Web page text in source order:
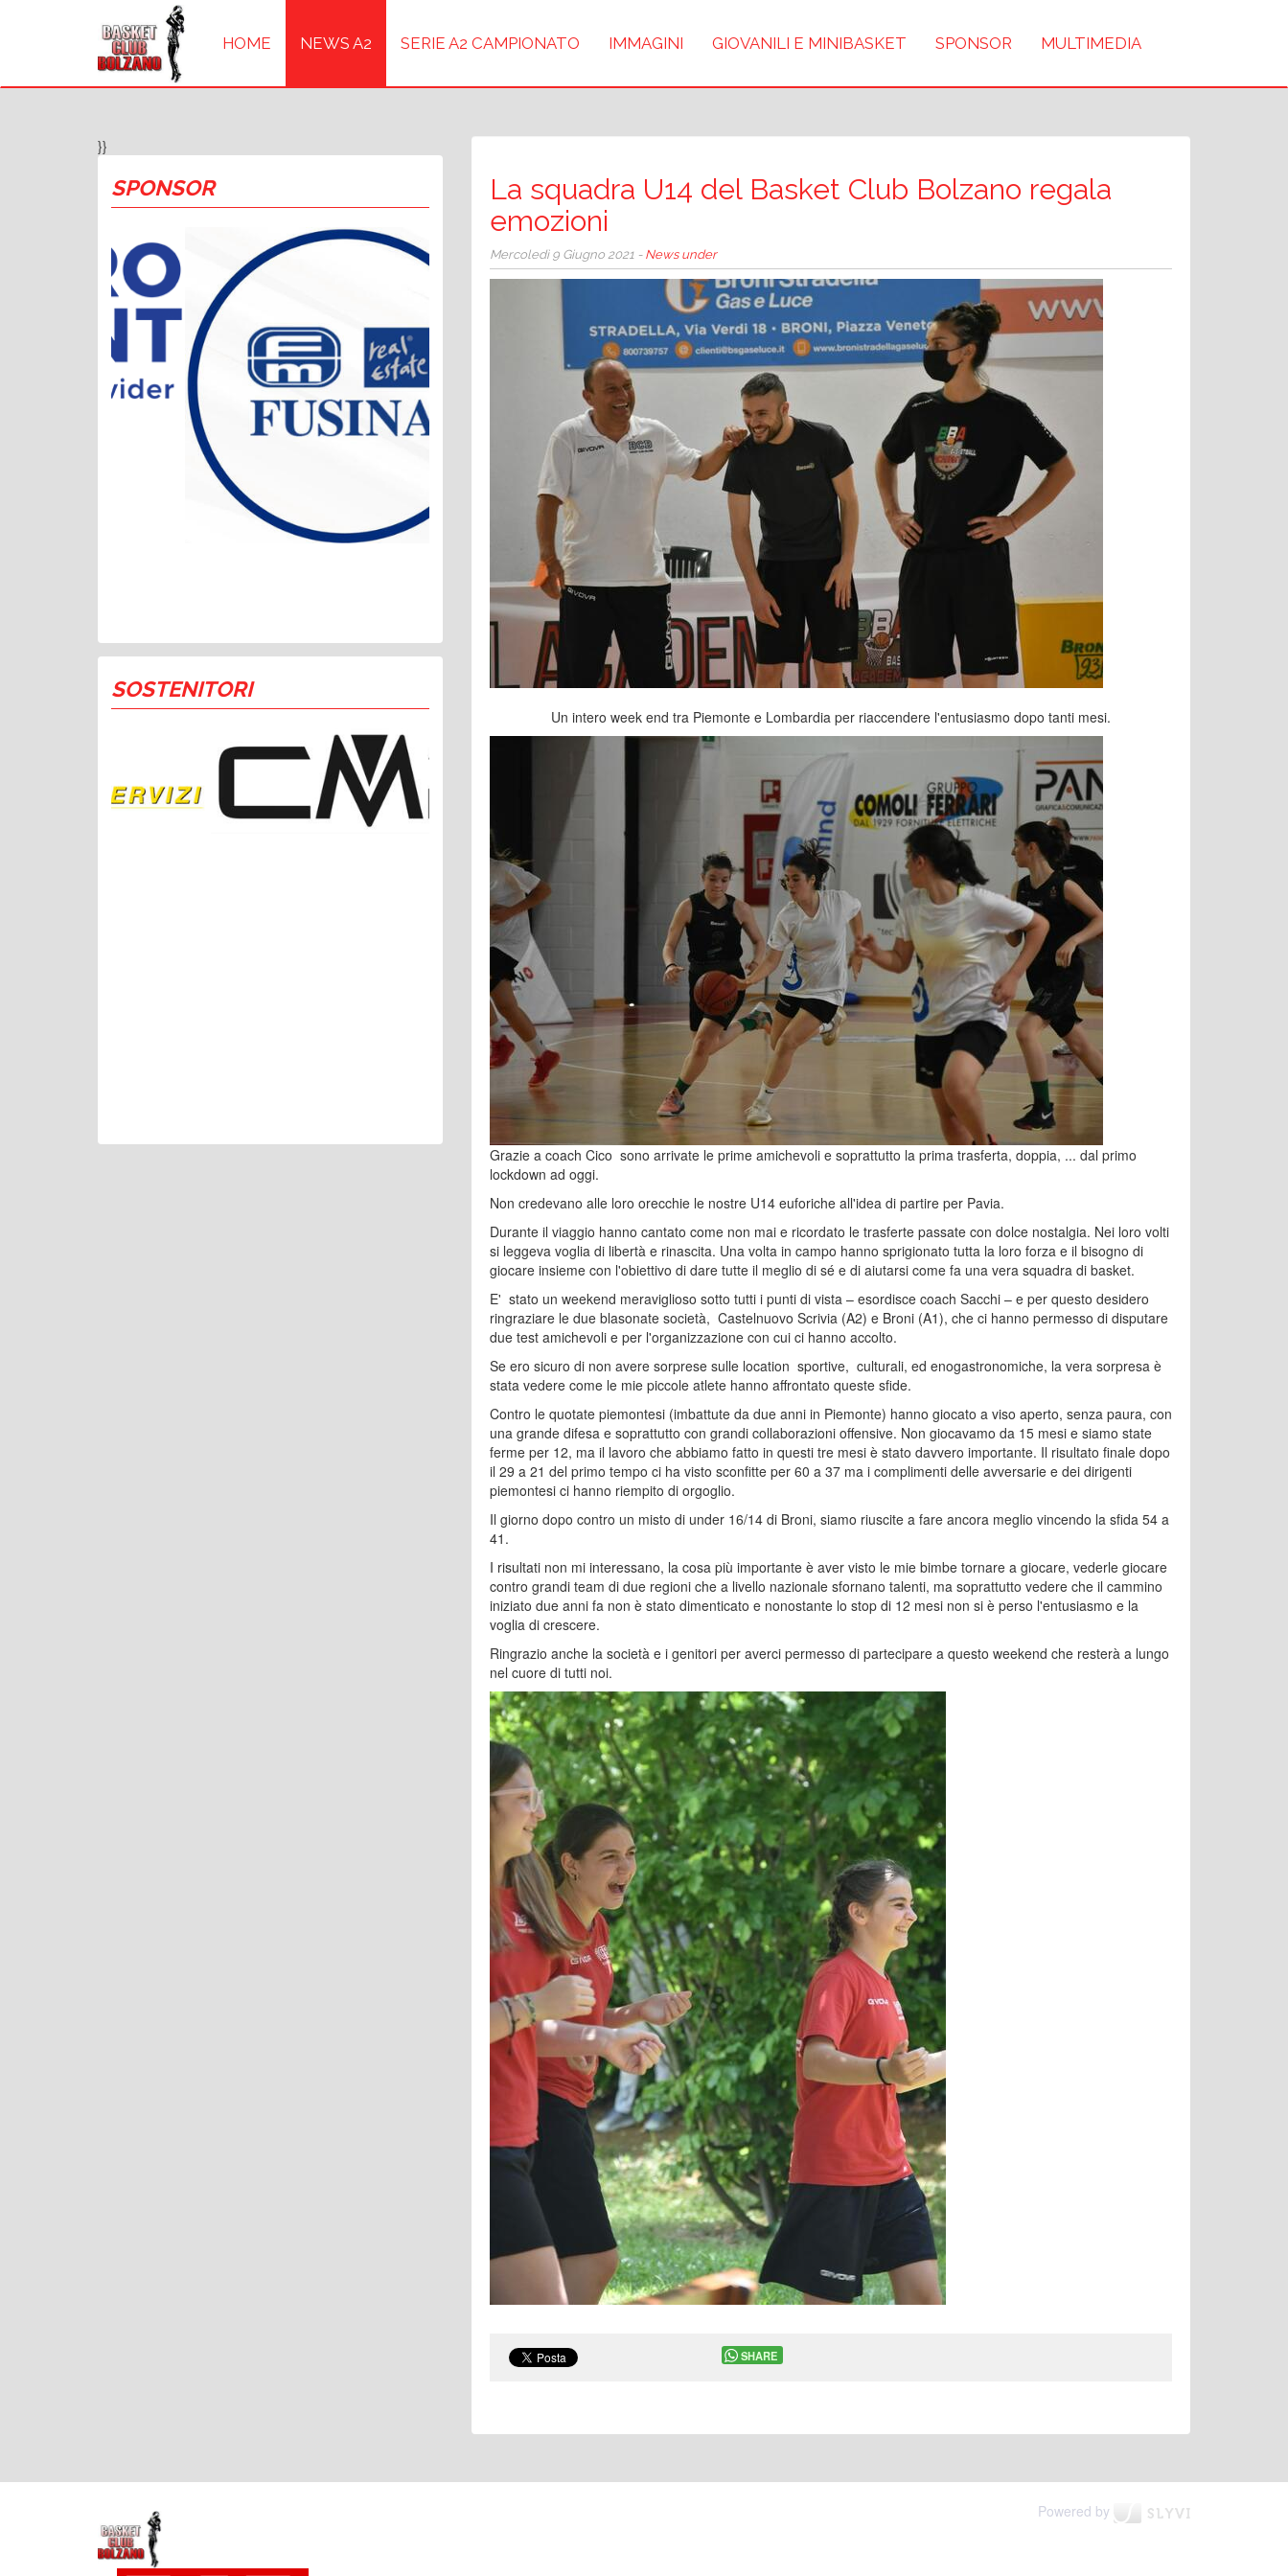
HOME NEWS A2 SERIE A2 CAMPIONATO IMMAGINI GIOVANILI E MINIBASKET SPONSOR MULTIMEDIA
}}
SPONSOR
SOSTENITORI
La squadra U14 del Basket Club Bolzano regala
emozioni
Mercoledì 9 Giugno 2021 - News under
Un intero week end tra Piemonte e Lombardia per riaccendere l'entusiasmo dopo tanti mesi.
Grazie a coach Cico sono arrivate le prime amichevoli e soprattutto la prima trasferta, doppia, ... dal primo
lockdown ad oggi.
Non credevano alle loro orecchie le nostre U14 euforiche all'idea di partire per Pavia.
Durante il viaggio hanno cantato come non mai e ricordato le trasferte passate con dolce nostalgia. Nei loro volti
si leggeva voglia di libertà e rinascita. Una volta in campo hanno sprigionato tutta la loro forza e il bisogno di
giocare insieme con l'obiettivo di dare tutte il meglio di sé e di aiutarsi come fa una vera squadra di basket.
E' stato un weekend meraviglioso sotto tutti i punti di vista – esordisce coach Sacchi – e per questo desidero
ringraziare le due blasonate società, Castelnuovo Scrivia (A2) e Broni (A1), che ci hanno permesso di disputare
due test amichevoli e per l'organizzazione con cui ci hanno accolto.
Se ero sicuro di non avere sorprese sulle location sportive, culturali, ed enogastronomiche, la vera sorpresa è
stata vedere come le mie piccole atlete hanno affrontato queste sfide.
Contro le quotate piemontesi (imbattute da due anni in Piemonte) hanno giocato a viso aperto, senza paura, con
una grande difesa e soprattutto con grandi collaborazioni offensive. Non giocavamo da 15 mesi e siamo state
ferme per 12, ma il lavoro che abbiamo fatto in questi tre mesi è stato davvero importante. Il risultato finale dopo
il 29 a 21 del primo tempo ci ha visto sconfitte per 60 a 37 ma i complimenti delle avversarie e dei dirigenti
piemontesi ci hanno riempito di orgoglio.
Il giorno dopo contro un misto di under 16/14 di Broni, siamo riuscite a fare ancora meglio vincendo la sfida 54 a
41.
I risultati non mi interessano, la cosa più importante è aver visto le mie bimbe tornare a giocare, vederle giocare
contro grandi team di due regioni che a livello nazionale sfornano talenti, ma soprattutto vedere che il cammino
iniziato due anni fa non è stato dimenticato e nonostante lo stop di 12 mesi non si è perso l'entusiasmo e la
voglia di crescere.
Ringrazio anche la società e i genitori per averci permesso di partecipare a questo weekend che resterà a lungo
nel cuore di tutti noi.
SHARE
Powered by